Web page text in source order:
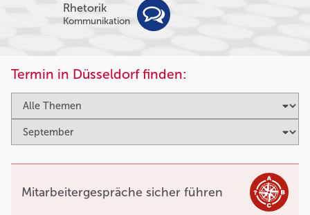
Rhetorik
Kommunikation
Termin in Düsseldorf finden:
Mitarbeitergespräche sicher führen